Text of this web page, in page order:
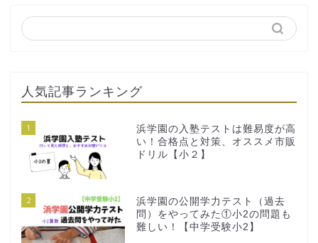
人気記事ランキング
1
浜学園の入塾テストは難易度が高
い！合格点と対策、オススメ市販
ドリル【小２】
2
浜学園の公開学力テスト（過去
問）をやってみた①小2の問題も
難しい！【中学受験小2】